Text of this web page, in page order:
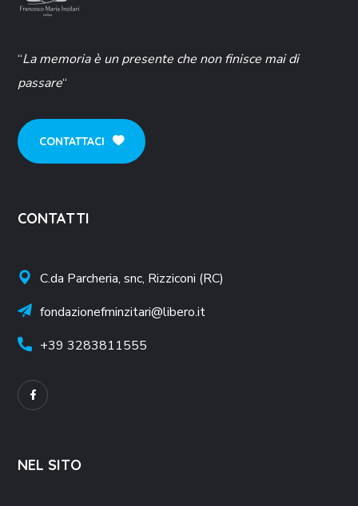
“La memoria è un presente che non finisce mai di
passare“
CONTATTACI
CONTATTI
C.da Parcheria, snc, Rizziconi (RC)
fondazionefminzitari@libero.it
+393283811555
NEL SITO